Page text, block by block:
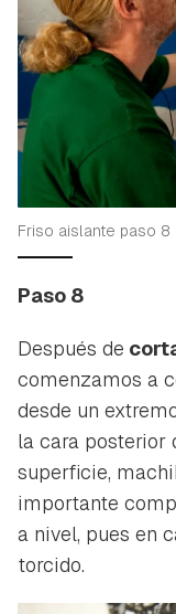
Friso aislante paso 8
Paso 8
Después de
comenzamos a
desde un
la cara posterior
superficie,
importante
a nivel, pues en
torcido.